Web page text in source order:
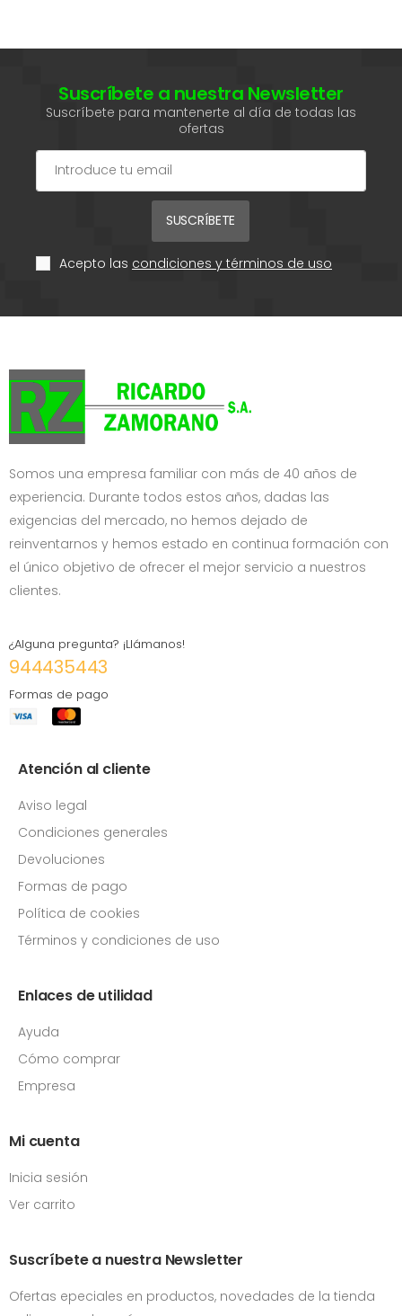
Suscríbete a nuestra Newsletter
Suscríbete para mantenerte al día de todas las
ofertas
SUSCRÍBETE
Acepto las condiciones y términos de uso
Somos una empresa familiar con más de 40 años de
experiencia. Durante todos estos años, dadas las
exigencias del mercado, no hemos dejado de
reinventarnos y hemos estado en continua formación con
el único objetivo de ofrecer el mejor servicio a nuestros
clientes.
¿Alguna pregunta? ¡Llámanos!
944435443
Formas de pago
Atención al cliente
Aviso legal
Condiciones generales
Devoluciones
Formas de pago
Política de cookies
Términos y condiciones de uso
Enlaces de utilidad
Ayuda
Cómo comprar
Empresa
Mi cuenta
Inicia sesión
Ver carrito
Suscríbete a nuestra Newsletter
Ofertas epeciales en productos, novedades de la tienda